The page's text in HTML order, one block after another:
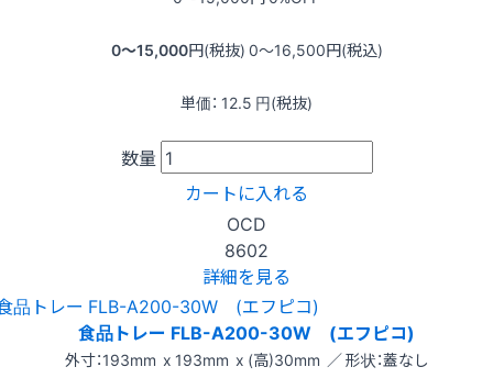
0〜15,000円(税抜) 0〜16,500円(税込)
単価： 12.5 円(税抜)
数量
カートに入れる
OCD
8602
詳細を見る
食品トレー FLB-A200-30W (エフピコ)
外寸：193mm x 193mm x (高)30mm ／ 形状：蓋なし